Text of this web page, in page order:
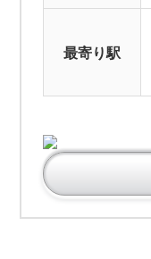
最寄り駅